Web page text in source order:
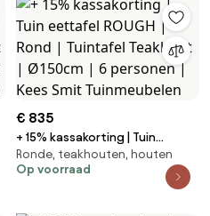
€ 835
+ 15% kassakorting | Tuin
eettafel ROUGH | Rond |
Tuintafel Teakhout | Ø150cm | 6
Ronde, teakhouten, houten
Op voorraad